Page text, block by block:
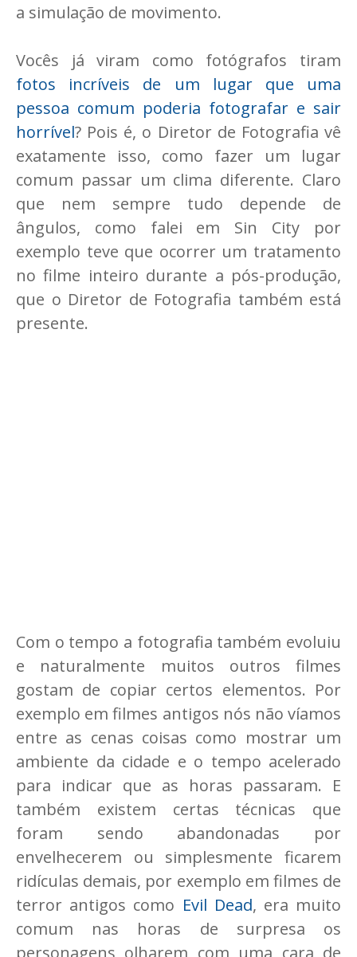
a simulação de movimento.
Vocês já viram como fotógrafos tiram
fotos incríveis de um lugar que uma
pessoa comum poderia fotografar e sair
horrível? Pois é, o Diretor de Fotografia vê
exatamente isso, como fazer um lugar
comum passar um clima diferente. Claro
que nem sempre tudo depende de
ângulos, como falei em Sin City por
exemplo teve que ocorrer um tratamento
no filme inteiro durante a pós-produção,
que o Diretor de Fotografia também está
presente.
Com o tempo a fotografia também evoluiu
e naturalmente muitos outros filmes
gostam de copiar certos elementos. Por
exemplo em filmes antigos nós não víamos
entre as cenas coisas como mostrar um
ambiente da cidade e o tempo acelerado
para indicar que as horas passaram. E
também existem certas técnicas que
foram sendo abandonadas por
envelhecerem ou simplesmente ficarem
ridículas demais, por exemplo em filmes de
terror antigos como Evil Dead, era muito
comum nas horas de surpresa os
personagens olharem com uma cara de